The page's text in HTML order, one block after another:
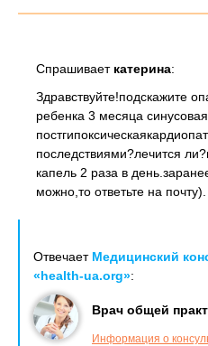
Спрашивает катерина:
Здравствуйте!подскажите
ребенка 3 месяца
последствиями?лечится
капель 2 раза в
можно,то ответьте на почту).
Отвечает Медицинский
«health-ua.org»:
Врач общей
Информация о